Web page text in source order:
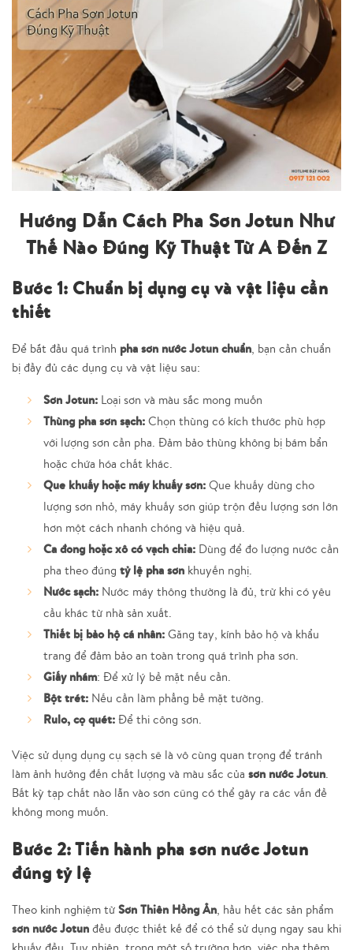
Hướng Dẫn Cách Pha Sơn Jotun Như
Thế Nào Đúng Kỹ Thuật Từ A Đến Z
Bước 1: Chuẩn bị dụng cụ và vật liệu cần
thiết
Để bắt đầu quá trình pha sơn nước Jotun chuẩn , bạn cần chuẩn
bị đầy đủ các dụng cụ và vật liệu sau:
Sơn Jotun: Loại sơn và màu sắc mong muốn
Thùng pha sơn sạch: Chọn thùng có kích thước phù hợp
với lượng sơn cần pha. Đảm bảo thùng không bị bám bẩn
hoặc chứa hóa chất khác.
Que khuấy hoặc máy khuấy sơn: Que khuấy dùng cho
lượng sơn nhỏ, máy khuấy sơn giúp trộn đều lượng sơn lớn
hơn một cách nhanh chóng và hiệu quả.
Ca đong hoặc xô có vạch chia: Dùng để đo lượng nước cần
pha theo đúng tỷ lệ pha sơn khuyến nghị.
Nước sạch: Nước máy thông thường là đủ, trừ khi có yêu
cầu khác từ nhà sản xuất.
Thiết bị bảo hộ cá nhân: Găng tay, kính bảo hộ và khẩu
trang để đảm bảo an toàn trong quá trình pha sơn.
Giấy nhám: Để xử lý bề mặt nếu cần.
Bột trét: Nếu cần làm phẳng bề mặt tường.
Rulo, cọ quét: Để thi công sơn.
Việc sử dụng dụng cụ sạch sẽ là vô cùng quan trọng để tránh
làm ảnh hưởng đến chất lượng và màu sắc của sơn nước Jotun
Bất kỳ tạp chất nào lẫn vào sơn cũng có thể gây ra các vấn đề
không mong muốn.
Bước 2: Tiến hành pha sơn nước Jotun
đúng tỷ lệ
Theo kinh nghiệm từ Sơn Thiên Hồng Ân , hầu hết các sản phẩm
sơn nước Jotun đều được thiết kế để có thể sử dụng ngay sau khi